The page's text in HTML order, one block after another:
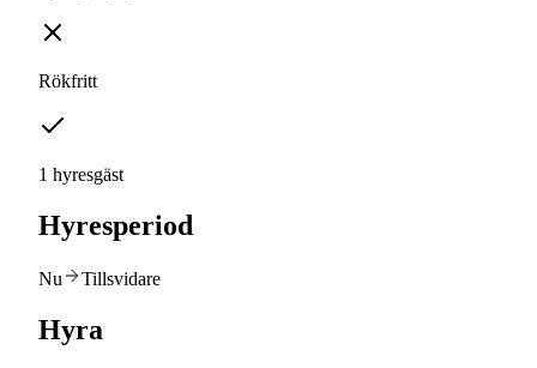
Rökfritt
1 hyresgäst
Hyresperiod
Nu Tillsvidare
Hyra